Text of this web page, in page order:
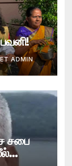
ADMIN
சபை